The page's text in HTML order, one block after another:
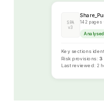
SPA
v3
142 pages
Analysed
Key sections
Risk provisions: 3
Last reviewed: 2